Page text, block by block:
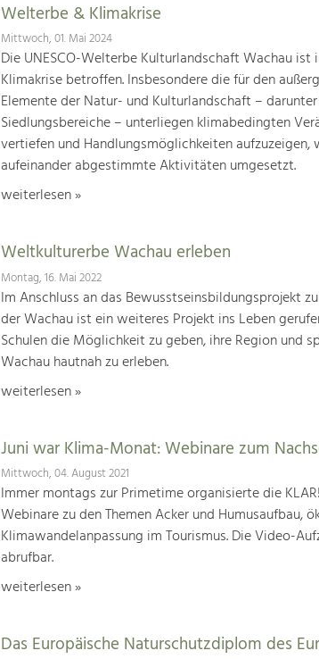
Welterbe & Klimakrise
Mittwoch, 01. Mai 2024
Die UNESCO-Welterbe Kulturlandschaft Wachau
Klimakrise betroffen. Insbesondere die für den
Elemente der Natur- und Kulturlandschaft –
Siedlungsbereiche – unterliegen klimabedingten
vertiefen und Handlungsmöglichkeiten aufzuzeigen,
aufeinander abgestimmte Aktivitäten umgesetzt.
weiterlesen »
Weltkulturerbe Wachau erleben
Montag, 16. Mai 2022
Im Anschluss an das Bewusstseinsbildungsprojekt
der Wachau ist ein weiteres Projekt ins Leben
Schulen die Möglichkeit zu geben, ihre Region und
Wachau hautnah zu erleben.
weiterlesen »
Juni war Klima-Monat: Webinare zum
Mittwoch, 04. August 2021
Immer montags zur Primetime organisierte die
Webinare zu den Themen Acker und
Klimawandelanpassung im Tourismus. Die Video-
abrufbar.
weiterlesen »
Das Europäische Naturschutzdiplom des